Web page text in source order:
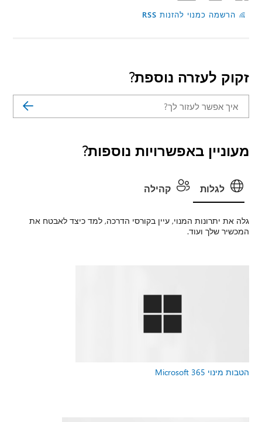
הרשמה כמנוי להזנות RSS
זקוק לעזרה נוספת?
מעוניין באפשרויות נוספות?
לגלות קהילה
גלה את יתרונות המנוי, עיין בקורסי הדרכה, למד כיצד לאבטח את
המכשיר שלך ועוד.
הטבות מינוי Microsoft 365